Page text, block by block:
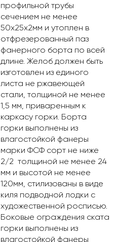
профильной трубы
сечением не менее
50х25х2мм и утоплен в
отфрезерованный паз
фанерного борта по всей
длине. Желоб должен быть
изготовлен из единого
листа не ржавеющей
стали, толщиной не менее
1,5 мм, приваренным к
каркасу горки. Борта
горки выполнены из
влагостойкой фанеры
марки ФСФ сорт не ниже
2/2 толщиной не менее 24
мм и высотой не менее
120мм, стилизованы в виде
киля подводной лодки с
художественной росписью.
Боковые ограждения ската
горки выполнены из
влагостойкой фанеры